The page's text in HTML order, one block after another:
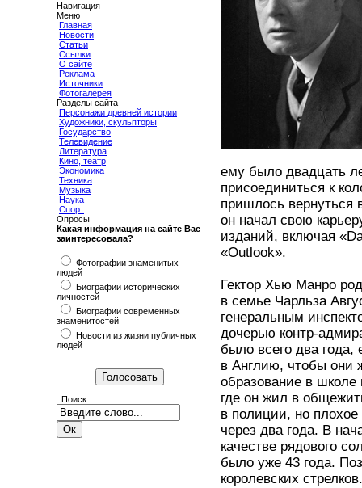
Навигация
Меню
Главная
Новости
Статьи
Ссылки
О сайте
Реклама
Источники
Фотогалерея
Разделы сайта
Персонажи древней истории
Художники, скульпторы
Государство
Телевидение
Литература
Кино, театр
Экономика
Техника
Музыка
Наука
Спорт
Опросы
Какая информация на сайте Вас
заинтересовала?
Фотографии знаменитых
людей
Биографии исторических
личностей
Биографии современных
знаменитостей
Новости из жизни публичных
людей
Поиск
ему было двадцать
присоединиться к
пришлось вернуться
он начал свою
изданий, включая
«Outlook».
Гектор Хью Манро
в семье Чарльза
генеральным
дочерью контр-
было всего два года,
в Англию, чтобы они
образование в
где он жил в
в полиции, но плохое
через два года. В
качестве рядового
было уже 43 года.
королевских стрелков.